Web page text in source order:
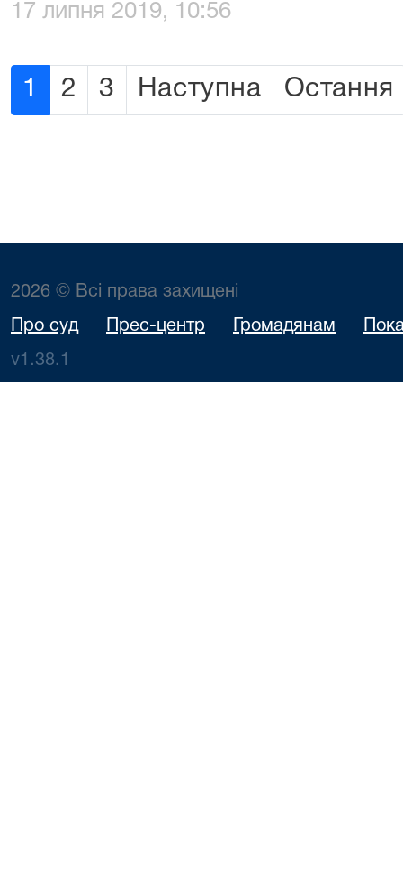
17 липня 2019, 10:56
1 2 3 Наступна Остання
2026 © Всі права захищені
Про суд Прес-центр Громадянам
v1.38.1